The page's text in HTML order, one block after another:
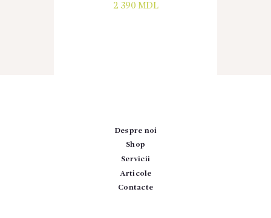
2 390 MDL
Despre noi
Shop
Servicii
Articole
Contacte